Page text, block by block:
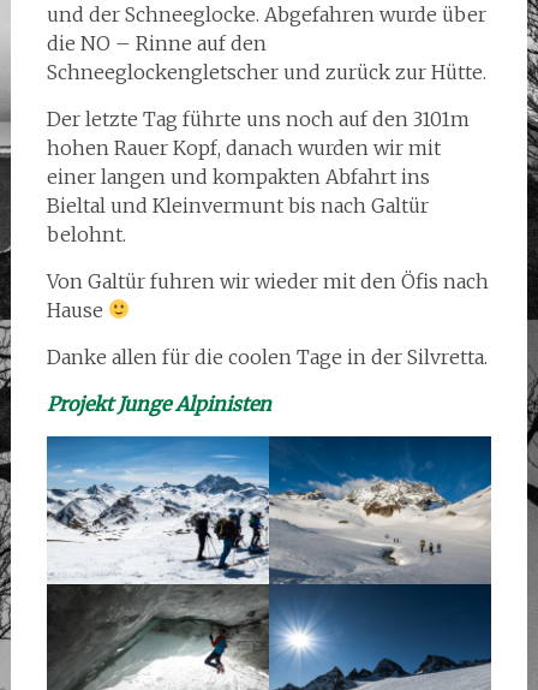
und der Schneeglocke. Abgefahren wurde über
die NO – Rinne auf den
Schneeglockengletscher und zurück zur Hütte.
Der letzte Tag führte uns noch auf den 3101m
hohen Rauer Kopf, danach wurden wir mit
einer langen und kompakten Abfahrt ins
Bieltal und Kleinvermunt bis nach Galtür
belohnt.
Von Galtür fuhren wir wieder mit den Öfis nach
Hause
Danke allen für die coolen Tage in der Silvretta.
Projekt Junge Alpinisten